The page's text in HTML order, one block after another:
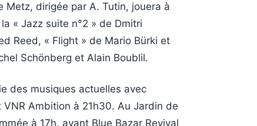
Metz, dirigée par A. Tutin, jouera à
« Jazz suite n°2 » de Dmitri
Reed, « Flight » de Mario Bürki et
Schönberg et Alain Boublil.
des musiques actuelles avec
Ambition à 21h30. Au Jardin de
à 17h, avant Blue Bazar Revival